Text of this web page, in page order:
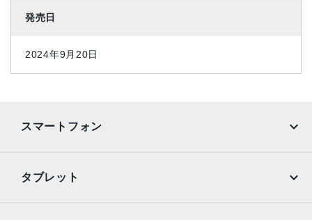
発売日
2024年9月20日
スマートフォン
タブレット